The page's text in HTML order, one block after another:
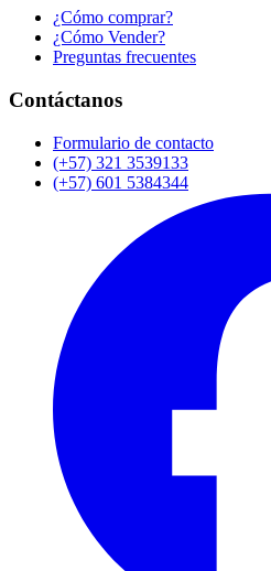
¿Cómo comprar?
¿Cómo Vender?
Preguntas frecuentes
Contáctanos
Formulario de contacto
(+57) 321 3539133
(+57) 601 5384344